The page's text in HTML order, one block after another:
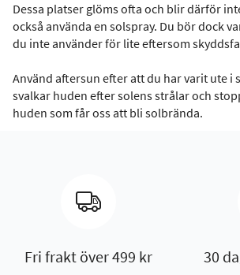
Dessa platser glöms ofta och blir därför
också använda en solspray. Du bör dock
du inte använder för lite eftersom
Använd aftersun efter att du har varit ute i
svalkar huden efter solens strålar och
huden som får oss att bli solbrända.
Fri frakt över 499 kr 30